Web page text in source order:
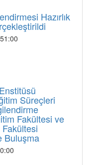
Hazırlık
Süreçleri
Fakültesi ve
Buluşma